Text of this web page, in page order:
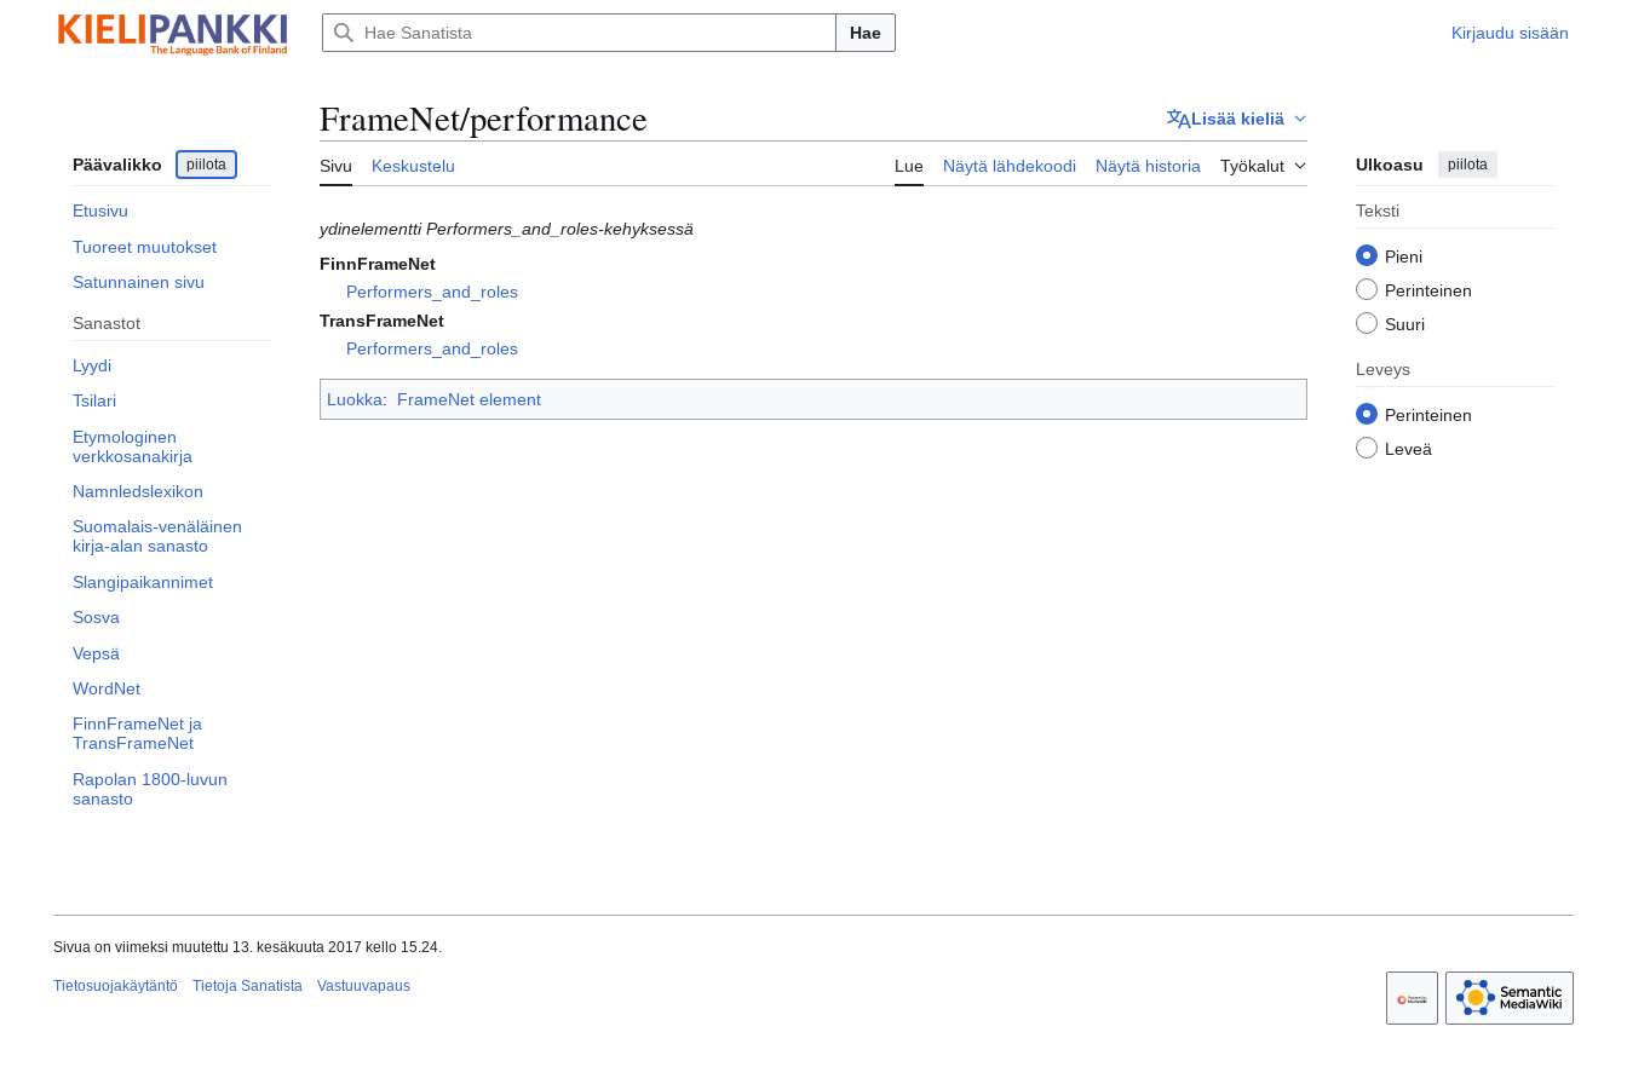
sisältöön
Hae Kirjaudu sisään
Päävalikko piilota
Etusivu
Tuoreet muutokset
Satunnainen sivu
Sanastot
Lyydi
Tsilari
Etymologinen
verkkosanakirja
Namnledslexikon
Suomalais-venäläinen
kirja-alan sanasto
Slangipaikannimet
Sosva
Vepsä
WordNet
FinnFrameNet ja
TransFrameNet
Rapolan 1800-luvun
sanasto
FrameNet/performance Lisää kieliä
Sivu Keskustelu Lue Näytä lähdekoodi Näytä historia Työkalut Ulkoasu piilota
Teksti
Pieni
Perinteinen
Suuri
Leveys
Perinteinen
Leveä
ydinelementti Performers_and_roles-kehyksessä
FinnFrameNet
Performers_and_roles
TransFrameNet
Performers_and_roles
Luokka: FrameNet element
Sivua on viimeksi muutettu 13. kesäkuuta 2017 kello 15.24.
Tietosuojakäytäntö Tietoja Sanatista Vastuuvapaus